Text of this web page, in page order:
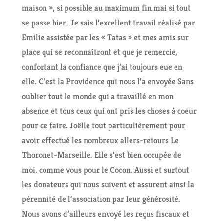
maison », si possible au maximum fin mai si tout
se passe bien. Je sais l’excellent travail réalisé par
Emilie assistée par les « Tatas » et mes amis sur
place qui se reconnaîtront et que je remercie,
confortant la confiance que j’ai toujours eue en
elle. C’est la Providence qui nous l’a envoyée Sans
oublier tout le monde qui a travaillé en mon
absence et tous ceux qui ont pris les choses à coeur
pour ce faire. Joëlle tout particulièrement pour
avoir effectué les nombreux allers-retours Le
Thoronet-Marseille. Elle s’est bien occupée de
moi, comme vous pour le Cocon. Aussi et surtout
les donateurs qui nous suivent et assurent ainsi la
pérennité de l’association par leur générosité.
Nous avons d’ailleurs envoyé les reçus fiscaux et